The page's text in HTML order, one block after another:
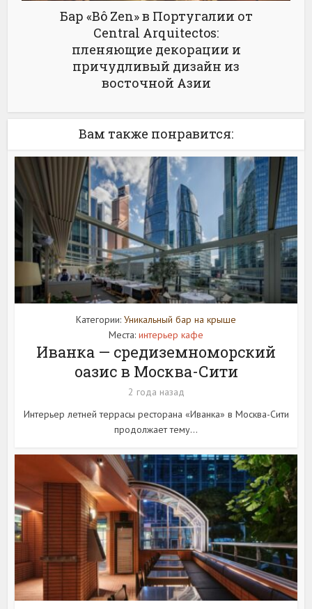
Бар «Bô Zen» в Португалии от
Central Arquitectos:
пленяющие декорации и
причудливый дизайн из
восточной Азии
Вам также понравится:
Категории: Уникальный бар на крыше
Места: интерьер кафе
Иванка — средиземноморский
оазис в Москва-Сити
2 года назад
Интерьер летней террасы ресторана «Иванка» в Москва-Сити
продолжает тему...